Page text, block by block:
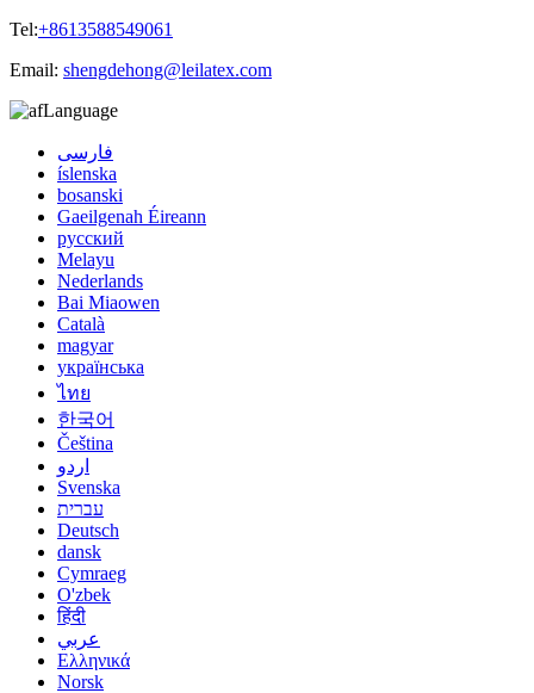
Tel:+8613588549061
Email: shengdehong@leilatex.com
Language
فارسی
íslenska
bosanski
Gaeilgenah Éireann
русский
Melayu
Nederlands
Bai Miaowen
Català
magyar
українська
ไทย
한국어
Čeština
اردو
Svenska
עברית
Deutsch
dansk
Cymraeg
O'zbek
हिंदी
عربي
Ελληνικά
Norsk